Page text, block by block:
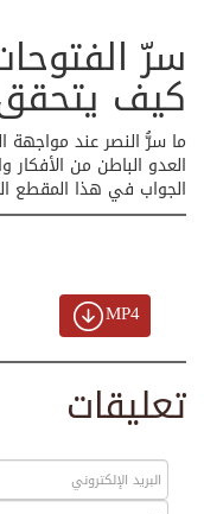
سرّ
كيف
ما سرُّ النصر عند مواجهة
العدو الباطن من الأفكار
الجواب في هذا المقطع
MP4
تعليقات